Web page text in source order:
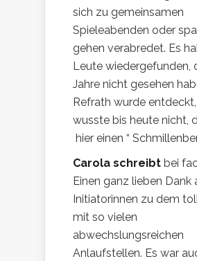
sich zu gemeinsamen
Spieleabenden oder
gehen verabredet. Es
Leute wiedergefunden,
Jahre nicht gesehen
Refrath wurde
wusste bis heute nicht,
hier einen “
Carola schreibt bei
Einen ganz lieben Dank
Initiatorinnen zu dem
mit so vielen
abwechslungsreichen
Anlaufstellen. Es war